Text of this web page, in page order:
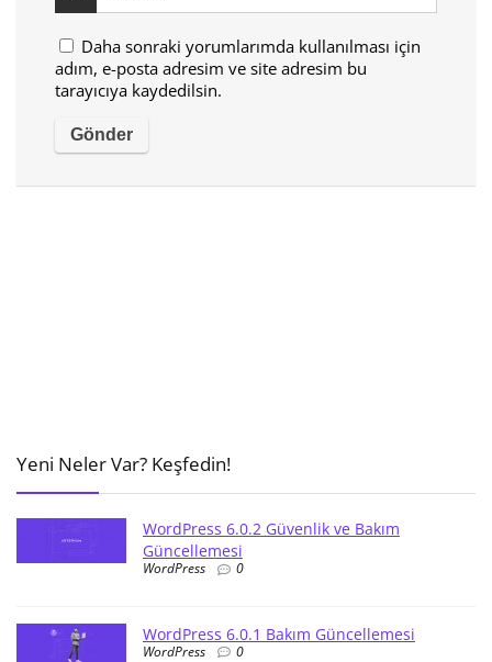
Daha sonraki yorumlarımda kullanılması için
adım, e-posta adresim ve site adresim bu
tarayıcıya kaydedilsin.
Yeni Neler Var? Keşfedin!
WordPress 6.0.2 Güvenlik ve Bakım
Güncellemesi
WordPress 0
WordPress 6.0.1 Bakım Güncellemesi
WordPress 0